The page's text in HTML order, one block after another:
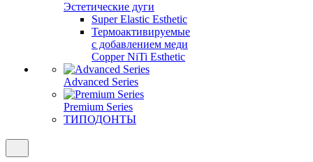
Эстетические дуги
Super Elastic Esthetic
Термоактивируемые
с добавлением меди
Copper NiTi Esthetic
Advanced Series
Premium Series
ТИПОДОНТЫ